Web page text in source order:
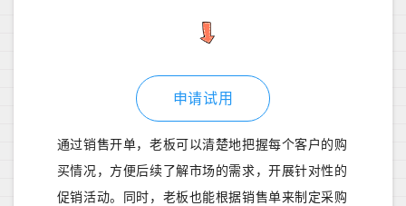
申请试用
通过销售开单，老板可以清楚地把握每个客户的购
买情况，方便后续了解市场的需求，开展针对性的
促销活动。同时，老板也能根据销售单来制定采购